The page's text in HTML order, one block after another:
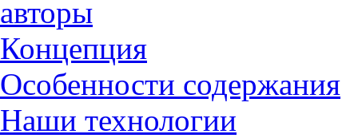
авторы
Концепция
Особенности содержания
Наши технологии